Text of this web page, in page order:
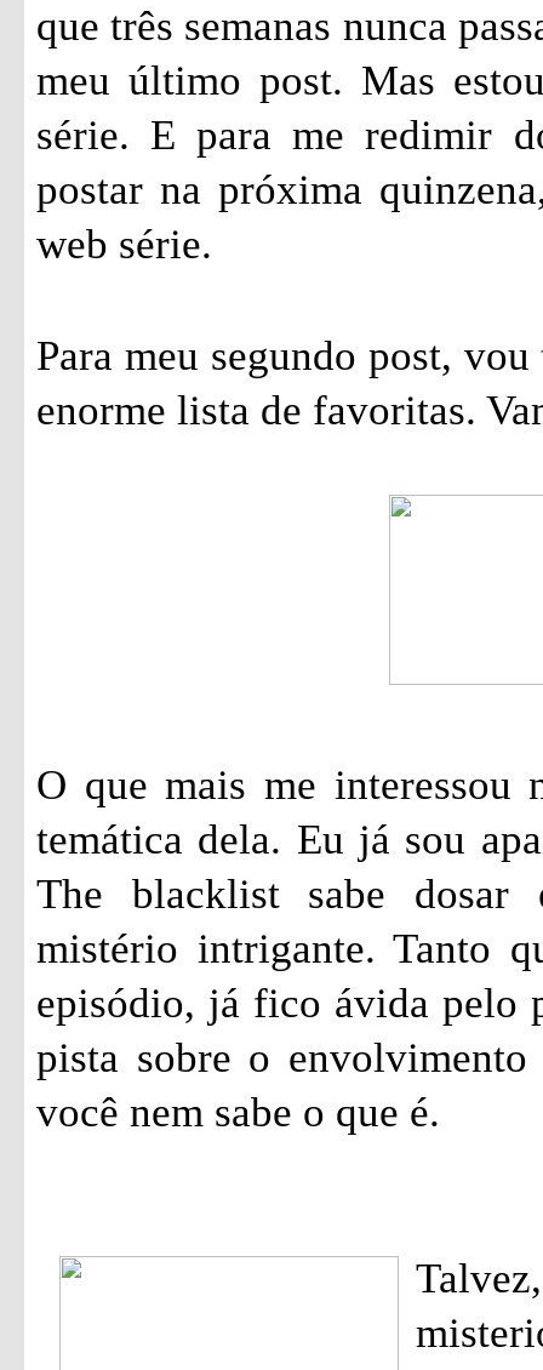
que três semanas nunca
meu último post. Mas
série. E para me redimir
postar na próxima
web série.
Para meu segundo post,
enorme lista de favoritas.
O que mais me interessou
temática dela. Eu já sou
The blacklist sabe dosar
mistério intrigante. Tanto
episódio, já fico ávida pelo
pista sobre o envolvimento
você nem sabe o que é.